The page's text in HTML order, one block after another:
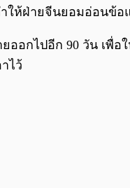
ห้ฝ่ายจีนยอมอ่อนข้อ
ออกไปอีก 90 วัน เ
ไว้